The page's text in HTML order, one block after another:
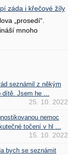
záda i křečové žíly
„prosedí“.
mnoho
seznámil z někým
Jsem he ...
25. 10. 2022
nemoc
točení v hl ...
15. 10. 2022
bych se seznámit